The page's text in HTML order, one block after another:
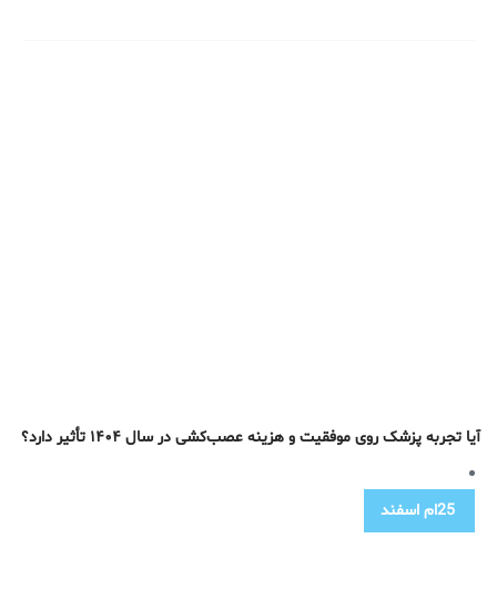
آیا تجربه پزشک روی موفقیت و هزینه عصب‌کشی در سال ۱۴۰۴ تأثیر دارد؟
25ام اسفند